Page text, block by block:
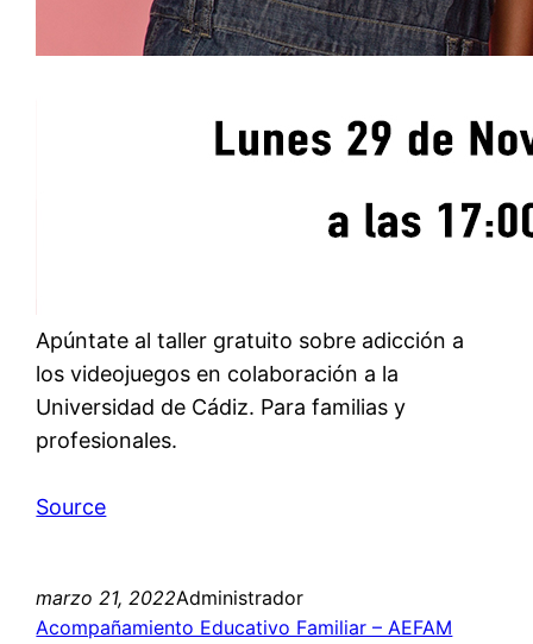
Apúntate al taller gratuito sobre adicción a
los videojuegos en colaboración a la
Universidad de Cádiz. Para familias y
profesionales.
Source
marzo 21, 2022Administrador
Acompañamiento Educativo Familiar – AEFAM